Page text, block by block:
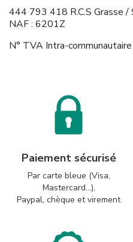
444 793 418 R.C.S Grasse
NAF : 6201Z
N° TVA Intra-
Paiement sécurisé
Par carte bleue (Visa,
Mastercard...),
Paypal, chèque et virement